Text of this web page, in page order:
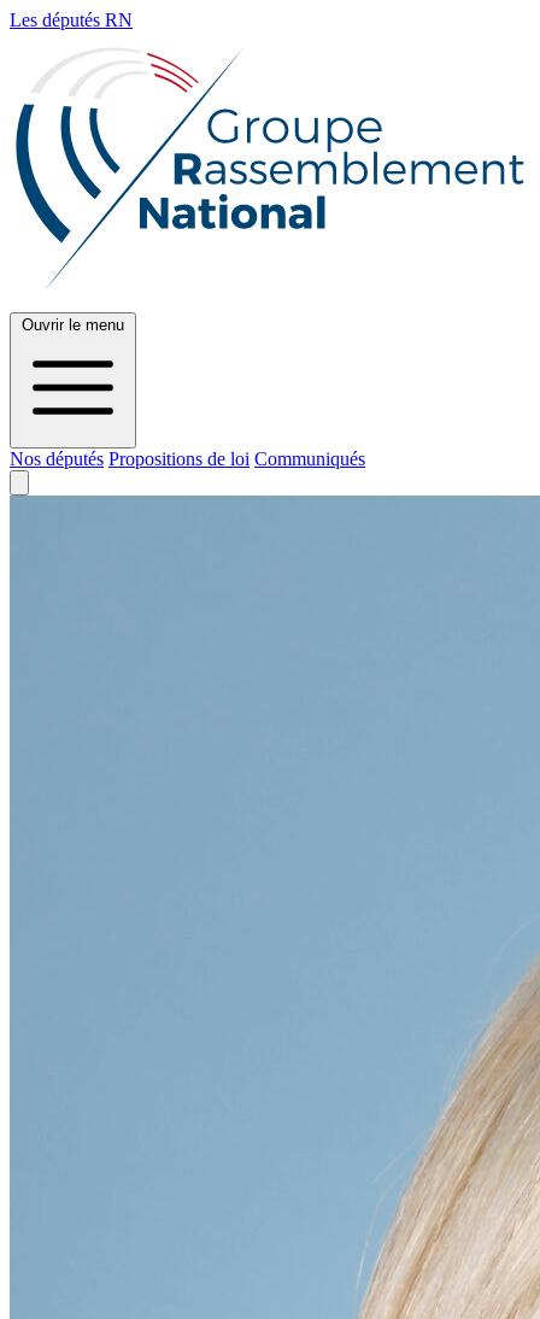
Les députés RN
Ouvrir le menu
Nos députés Propositions de loi Communiqués